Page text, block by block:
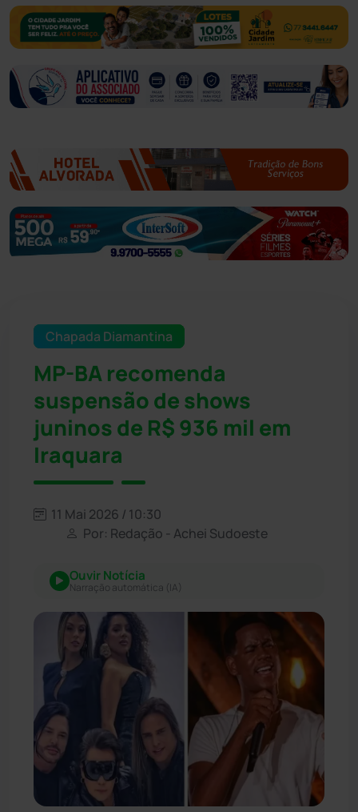
Chapada Diamantina
MP-BA recomenda
suspensão de shows
juninos de R$ 936 mil em
Iraquara
11 Mai 2026 / 10:30
Por: Redação - Achei Sudoeste
Ouvir Notícia
Narração automática (IA)